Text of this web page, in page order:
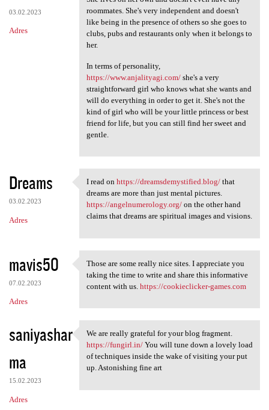
03.02.2023
Adres
roommates. She's very independent and doesn't
like being in the presence of others so she goes to
clubs, pubs and restaurants only when it belongs to
her.
In terms of personality,
https://www.anjalityagi.com/she's a very
straightforward girl who knows what she wants and
will do everything in order to get it. She's not the
kind of girl who will be your little princess or best
friend for life, but you can still find her sweet and
gentle.
Dreams
03.02.2023
Adres
I read on https:/
I read on https://dreamsdemystified.blog/that
dreams are more than just mental pictures.
https://angelnumerology.org/on the other hand
claims that dreams are spiritual images and visions.
mavis50
07.02.2023
Adres
Those are some really nice
Those are some really nice sites. I appreciate you
taking the time to write and share this informative
content with us. https://cookieclicker-games.com
saniyashar
ma
15.02.2023
Adres
We are really grateful for
We are really grateful for your blog fragment.
https://fungirl.in/You will tune down a lovely load
of techniques inside the wake of visiting your put
up. Astonishing fine art